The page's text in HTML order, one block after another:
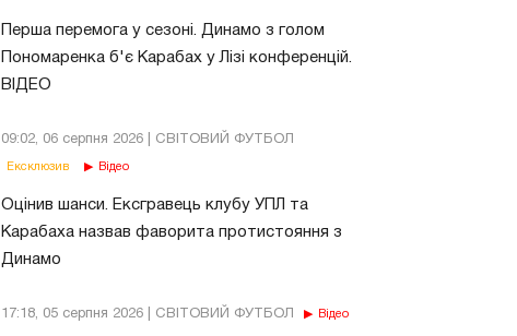
Перша перемога у сезоні. Динамо з голом
Пономаренка б'є Карабах у Лізі конференцій.
ВІДЕО
09:02, 06 серпня 2026 | СВІТОВИЙ ФУТБОЛ
Ексклюзив Відео
Оцінив шанси. Ексгравець клубу УПЛ та
Карабаха назвав фаворита протистояння з
Динамо
17:18, 05 серпня 2026 | СВІТОВИЙ ФУТБОЛ Відео